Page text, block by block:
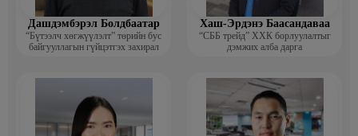
Дашдэмбэрэл Болдбаатар
“Бүтээлч хөгжүүлэлт” төрийн бус
байгууллагын гүйцэтгэх захирал
Хаш-Эрдэнэ Баасандаваа
“СББ трейд” ХХК борлуулалтыг
дэмжих алба дарга